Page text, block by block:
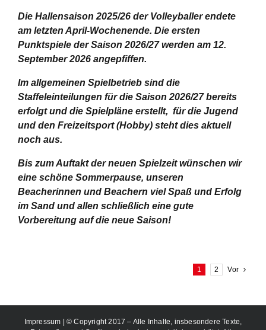
Die Hallensaison 2025/26 der Volleyballer endete
am letzten April-Wochenende. Die ersten
Punktspiele der Saison 2026/27 werden am 12.
September 2026 angepfiffen.
Im allgemeinen Spielbetrieb sind die
Staffeleinteilungen für die Saison 2026/27 bereits
erfolgt und die Spielpläne erstellt, für die Jugend
und den Freizeitsport (Hobby) steht dies aktuell
noch aus.
Bis zum Auftakt der neuen Spielzeit wünschen wir
eine schöne Sommerpause, unseren
Beacherinnen und Beachern viel Spaß und Erfolg
im Sand und allen schließlich eine gute
Vorbereitung auf die neue Saison!
1 2 Vor
Impressum
| © Copyright 2017 – Alle Inhalte, insbesondere Texte,